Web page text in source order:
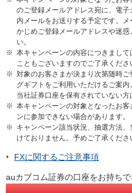
のご登録メールアドレス宛に、電
内メールをお送りする予定です。
かじめご登録メールアドレスや迷
い。
※ 本キャンペーンの内容につきまし
こともございますのでご了承くださ
※ 対象のお客さまが決まり次第随時
グギフトをご利用いただけるご案
当社証券口座を保有されていない方
※ 本キャンペーンの対象となったお
ンに参加できない場合があります。
※ キャンペーン該当状況、抽選方法
けておりません。予めご了承くださ
FXに関するご注意事項
auカブコム証券の口座をお持ち